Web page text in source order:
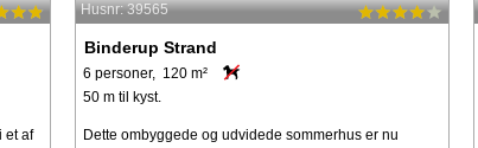
et af
Husnr: 39565
Binderup Strand
6 personer, 120 m²
50 m til kyst.
Dette ombyggede og udvidede sommerhus er nu